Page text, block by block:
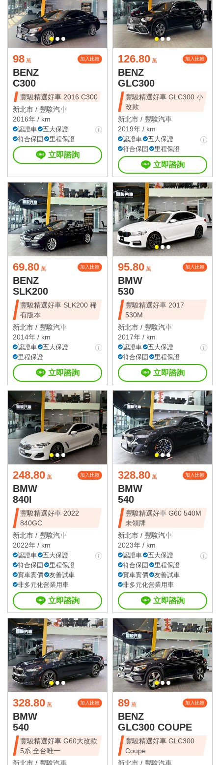
98 萬 加入比較
BENZ
C300
豐駿精選好車 2016 C300
新北市 / 豐駿汽車
2016年 / km
認證車
五大保證
符合保固
里程保證
立即諮詢
126.80 萬 加入比較
BENZ
GLC300
豐駿精選好車 GLC300 小
改款
新北市 / 豐駿汽車
2019年 / km
認證車
五大保證
符合保固
里程保證
立即諮詢
69.80 萬 加入比較
BENZ
SLK200
豐駿精選好車 SLK200 稀
有版本
新北市 / 豐駿汽車
2014年 / km
認證車
五大保證
里程保證
立即諮詢
95.80 萬 加入比較
BMW
530
豐駿精選好車 2017
530M
新北市 / 豐駿汽車
2017年 / km
認證車
五大保證
符合保固
里程保證
立即諮詢
248.80 萬 加入比較
BMW
840I
豐駿精選好車 2022
840GC
新北市 / 豐駿汽車
2022年 / km
認證車
五大保證
符合保固
里程保證
實車實價
友善試車
非多元化營業用車
立即諮詢
328.80 萬 加入比較
BMW
540
豐駿精選好車 G60 540M
未領牌
新北市 / 豐駿汽車
2023年 / km
認證車
五大保證
符合保固
里程保證
實車實價
友善試車
非多元化營業用車
立即諮詢
328.80 萬 加入比較
BMW
540
豐駿精選好車 G60大改款
5系 全台唯一
新北市 / 豐駿汽車
89 萬 加入比較
BENZ
GLC300 COUPE
豐駿精選好車 GLC300
Coupe
新北市 / 豐駿汽車